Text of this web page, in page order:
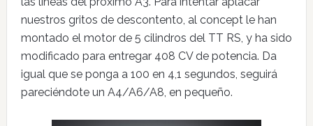
nuestros gritos de descontento, al concept le han
montado el motor de 5 cilindros del TT RS, y ha sido
modificado para entregar 408 CV de potencia. Da
igual que se ponga a 100 en 4,1 segundos, seguirá
pareciéndote un A4/A6/A8, en pequeño.